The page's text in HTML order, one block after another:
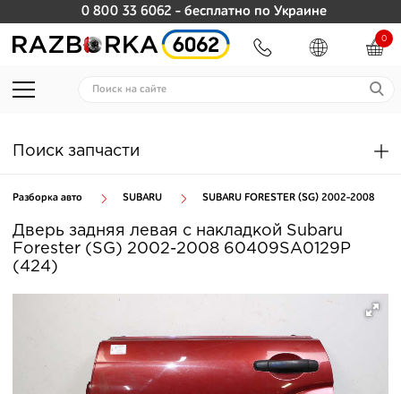
0 800 33 6062 - бесплатно по Украине
0
Поиск запчасти
Разборка авто SUBARU SUBARU FORESTER (SG) 2002-2008
Дверь задняя левая с накладкой Subaru
Forester (SG) 2002-2008 60409SA0129P
(424)